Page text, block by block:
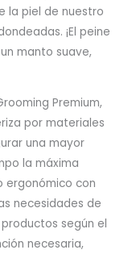
la piel de nuestro
¡El peine
manto suave,
Premium,
por materiales
una mayor
la máxima
ergonómico con
necesidades de
según el
necesaria,